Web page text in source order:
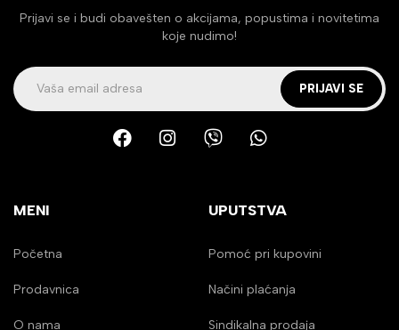
Prijavi se i budi obavešten o akcijama, popustima i novitetima
koje nudimo!
PRIJAVI SE
MENI
Početna
Prodavnica
O nama
UPUTSTVA
Pomoć pri kupovini
Načini plaćanja
Sindikalna prodaja